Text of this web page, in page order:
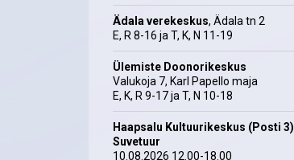
Ädala verekeskus, Ädala tn 2
E, R 8-16 ja T, K, N 11-19
Ülemiste Doonorikeskus
Valukoja 7, Karl Papello maja
E, K, R 9-17 ja T, N 10-18
Haapsalu Kultuurikeskus (Posti 3)
Suvetuur
10.08.2026 12.00-18.00